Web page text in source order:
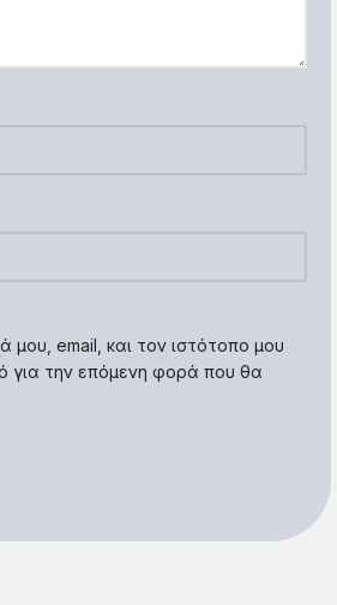
μου, email, και τον ιστότοπο μου
για την επόμενη φορά που θα